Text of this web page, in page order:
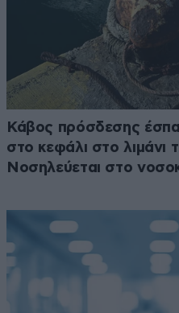
Κάβος πρόσδεσης
στο κεφάλι στο λιμάνι
Νοσηλεύεται στο